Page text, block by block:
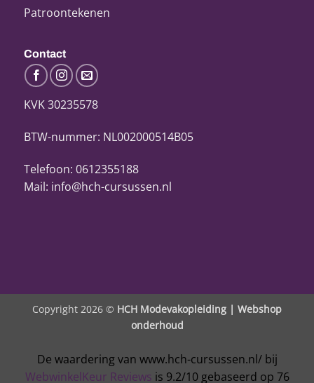
Patroontekenen
Contact
KVK 30235578
BTW-nummer: NL002000514B05
Telefoon: 0612355188
Mail: info@hch-cursussen.nl
Copyright 2026 © HCH Modevakopleiding | Webshop
onderhoud
De waardering van www.hch-cursussen.nl/ bij
WebwinkelKeur Reviews is 9.2/10 gebaseerd op 76